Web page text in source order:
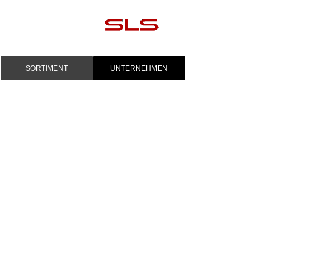
SORTIMENT UNTERNEHMEN